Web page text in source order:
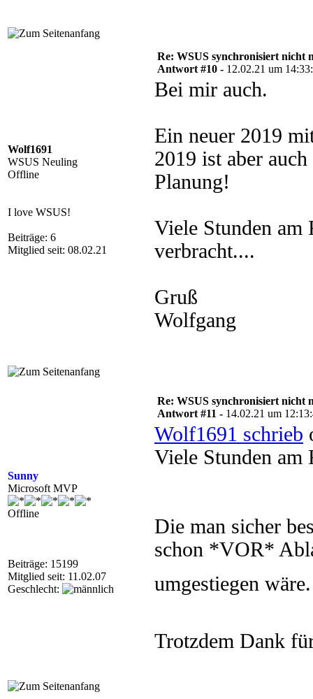
Wolf1691
WSUS Neuling
Offline
I love WSUS!
Beiträge: 6
Mitglied seit: 08.02.21
Re: WSUS synchronisiert nicht
Antwort #10 - 12.02.21 um
Bei mir auch.
Ein neuer 2019
2019 ist aber
Planung!
Viele Stunden am
verbracht....
Gruß
Wolfgang
Sunny
Microsoft MVP
Offline
Beiträge: 15199
Mitglied seit: 11.02.07
Geschlecht:
Re: WSUS synchronisiert nicht
Antwort #11 - 14.02.21 um
Wolf1691 schrieb
Viele Stunden am
Die man sicher
schon *VOR*
umgestiegen
Trotzdem Dank